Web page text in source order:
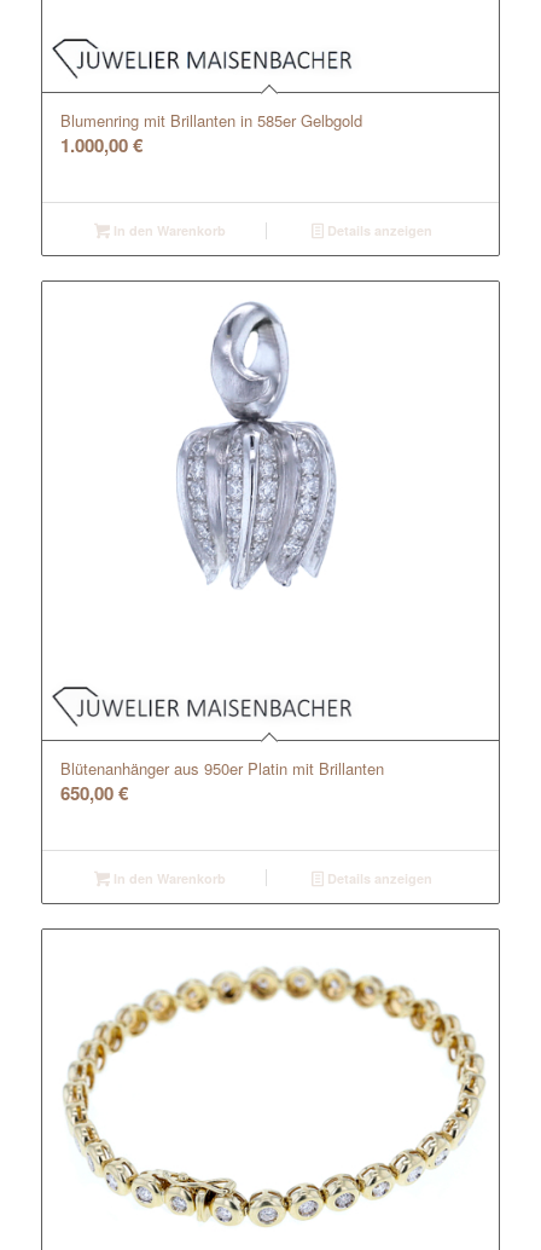
Blumenring mit Brillanten in 585er Gelbgold
1.000,00€
In den Warenkorb Details anzeigen
Blütenanhänger aus 950er Platin mit Brillanten
650,00€
In den Warenkorb Details anzeigen